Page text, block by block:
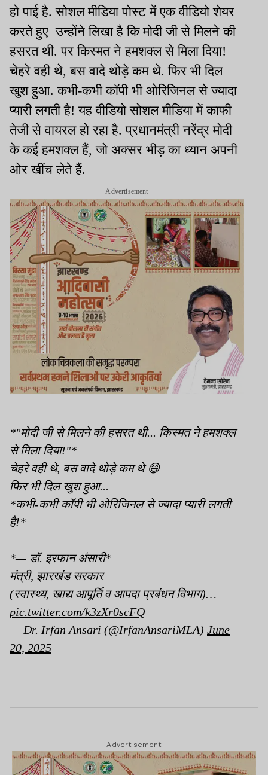
हो पाई है. सोशल मीडिया पोस्ट में एक वीडियो शेयर
करते हुए उन्होंने लिखा है कि मोदी जी से मिलने की
हसरत थी. पर किस्मत ने हमशक्ल से मिला दिया!
चेहरे वही थे, बस वादे थोड़े कम थे. फिर भी दिल
खुश हुआ. कभी-कभी कॉपी भी ओरिजिनल से ज्यादा
प्यारी लगती है! यह वीडियो सोशल मीडिया में काफी
तेजी से वायरल हो रहा है. प्रधानमंत्री नरेंद्र मोदी
के कई हमशक्ल हैं, जो अक्सर भीड़ का ध्यान अपनी
ओर खींच लेते हैं.
Advertisement
*"मोदी जी से मिलने की हसरत थी... किस्मत ने हमशक्ल
से मिला दिया!"*
चेहरे वही थे, बस वादे थोड़े कम थे 😄
फिर भी दिल खुश हुआ...
*कभी-कभी कॉपी भी ओरिजिनल से ज्यादा प्यारी लगती
है!*
*— डॉ. इरफान अंसारी*
मंत्री, झारखंड सरकार
(स्वास्थ्य, खाद्य आपूर्ति व आपदा प्रबंधन विभाग)…
pic.twitter.com/k3zXr0scFQ
— Dr. Irfan Ansari (@IrfanAnsariMLA) June
20, 2025
Advertisement